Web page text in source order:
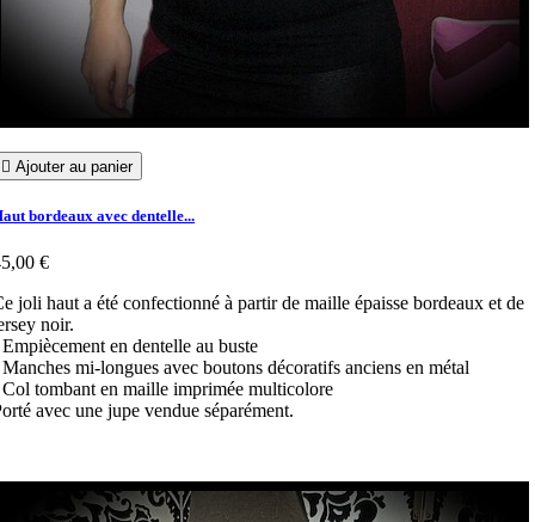
 Ajouter au panier
bordeaux avec dentelle...
€
joli haut a été confectionné à partir de maille épaisse bordeaux et de
noir.
en dentelle au buste
mi-longues avec boutons décoratifs anciens en métal
tombant en maille imprimée multicolore
avec une jupe vendue séparément.